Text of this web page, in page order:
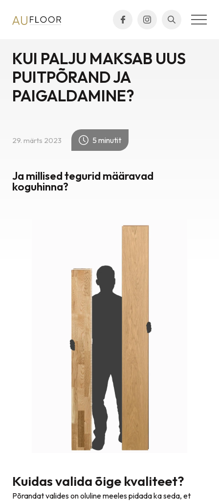
KUI PALJU MAKSAB UUS
PUITPÕRAND JA
PAIGALDAMINE?
29. märts 2023 5 minutit
Ja millised tegurid määravad
koguhinna?
Kuidas valida õige kvaliteet?
Põrandat valides on oluline meeles pidada ka seda, et